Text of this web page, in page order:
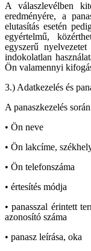
A válaszlevélben
eredményére, a
elutasítás esetén
egyértelmű,
egyszerű
indokolatlan
Ön valamennyi
3.) Adatkezelés és
A panaszkezelés
• Ön neve
• Ön lakcíme,
• Ön telefonszáma
• értesítés módja
• panasszal érintett
azonosító száma
• panasz leírása, oka